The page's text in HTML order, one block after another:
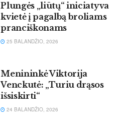
Plungės „liūtų“ iniciatyva
kvietė į pagalbą broliams
pranciškonams
25 BALANDŽIO, 2026
Menininkė Viktorija
Venckutė: „Turiu drąsos
išsiskirti“
24 BALANDŽIO, 2026